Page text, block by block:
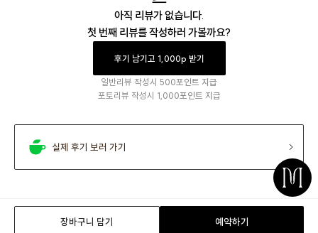
아직 리뷰가 없습니다.
첫 번째 리뷰를 작성하러 가볼까요?
후기 남기고 1,000p 받기
일반리뷰 작성시 500포인트 지급
포토리뷰 작성시 1,000포인트 지급
실제 후기 보러 가기
장바구니 담기 예약하기